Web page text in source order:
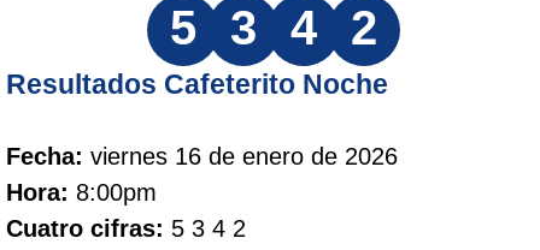
5 3 4 2
Resultados Cafeterito Noche
Fecha: viernes 16 de enero de 2026
Hora: 8:00pm
Cuatro cifras: 5 3 4 2